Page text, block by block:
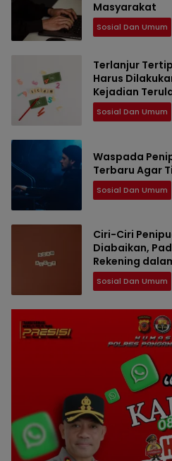
Masyarakat
Sosial Dan Umum
Terlanjur
Harus
Kejadian
Sosial Dan Umum
Waspada
Terbaru Agar
Sosial Dan Umum
Ciri-Ciri
Diabaikan,
Rekening
Sosial Dan Umum